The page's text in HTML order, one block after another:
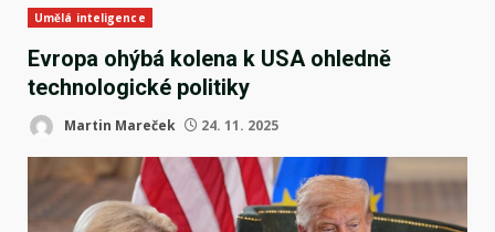
Umělá inteligence
Evropa ohýbá kolena k USA ohledně
technologické politiky
Martin Mareček 24. 11. 2025